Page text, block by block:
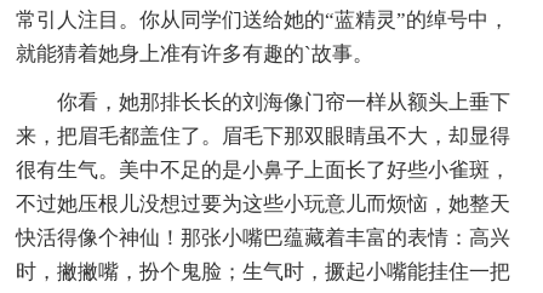
常引人注目。你从同学们送给她的“蓝精灵”的绰号中，
就能猜着她身上准有许多有趣的`故事。
你看，她那排长长的刘海像门帘一样从额头上垂下
来，把眉毛都盖住了。眉毛下那双眼睛虽不大，却显得
很有生气。美中不足的是小鼻子上面长了好些小雀斑，
不过她压根儿没想过要为这些小玩意儿而烦恼，她整天
快活得像个神仙！那张小嘴巴蕴藏着丰富的表情：高兴
时，撇撇嘴，扮个鬼脸；生气时，撅起小嘴能挂住一把